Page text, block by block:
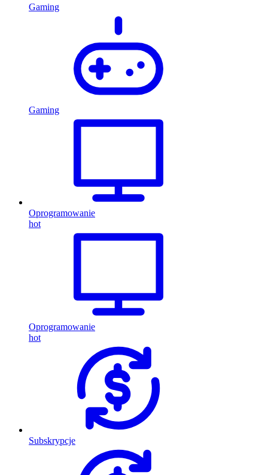
Gaming
Gaming
Oprogramowanie
hot
Oprogramowanie
hot
Subskrypcje